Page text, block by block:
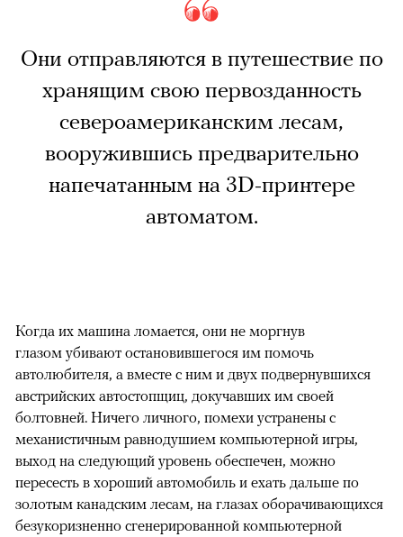
Они отправляются в путешествие по
хранящим свою первозданность
североамериканским лесам,
вооружившись предварительно
напечатанным на 3D-принтере
автоматом.
Когда их машина ломается, они не моргнув
глазом убивают остановившегося им помочь
автолюбителя, а вместе с ним и двух подвернувшихся
австрийских автостопщиц, докучавших им своей
болтовней. Ничего личного, помехи устранены с
механистичным равнодушием компьютерной игры,
выход на следующий уровень обеспечен, можно
пересесть в хороший автомобиль и ехать дальше по
золотым канадским лесам, на глазах оборачивающихся
безукоризненно сгенерированной компьютерной